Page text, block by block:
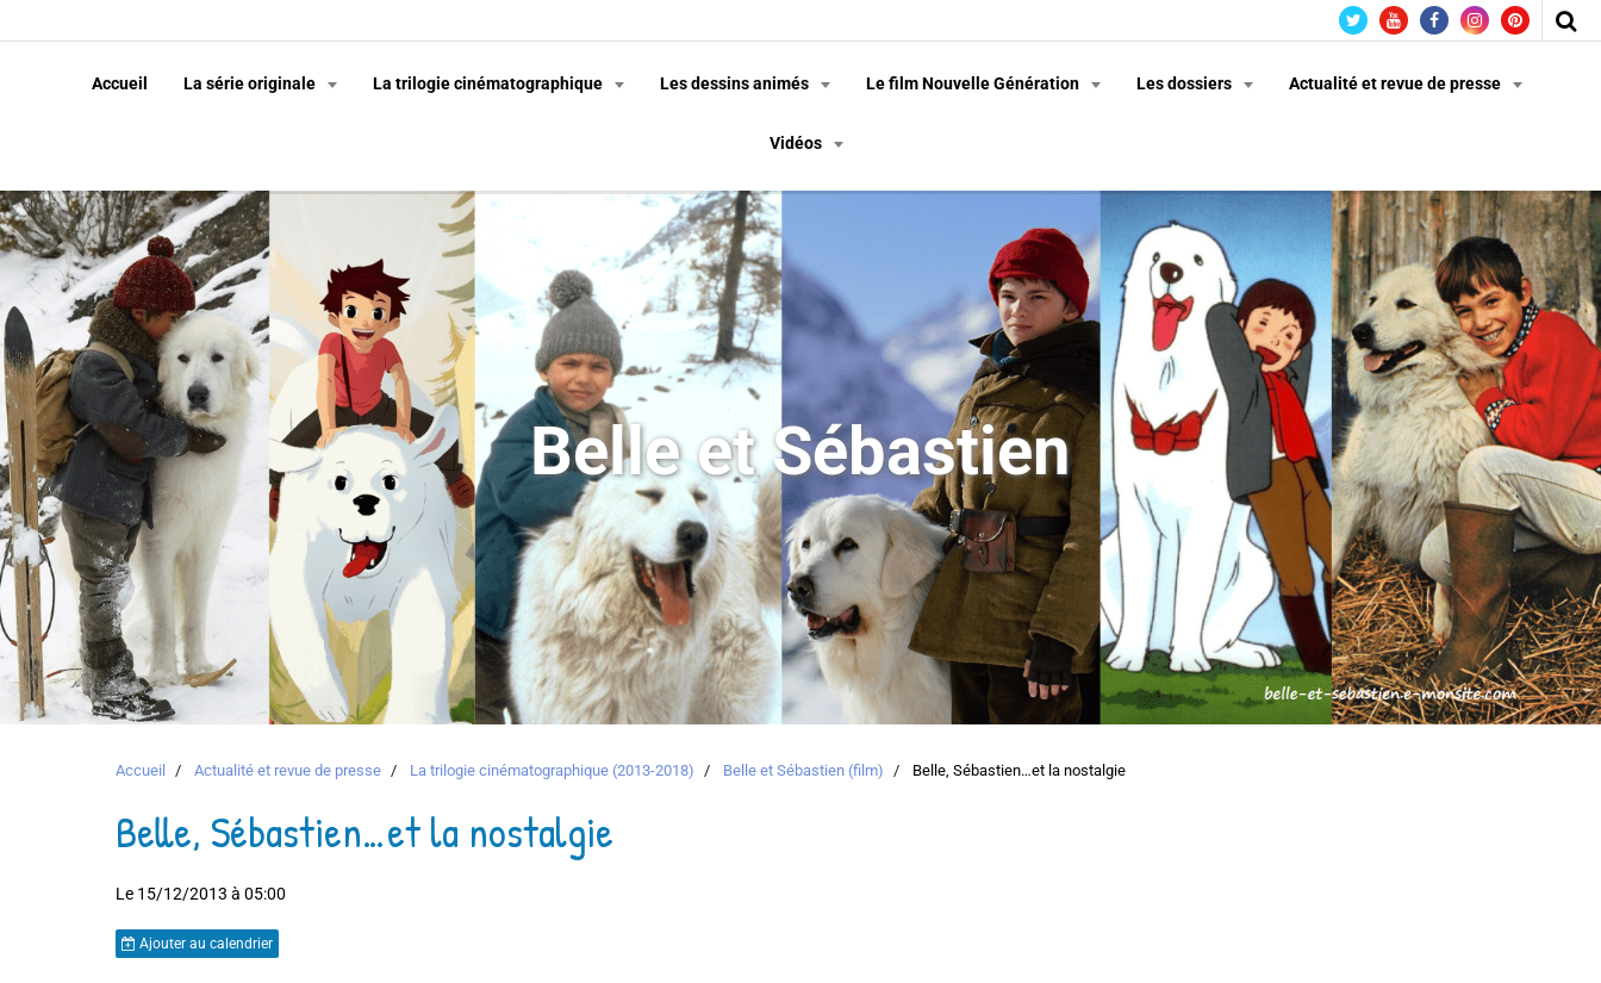
Accueil La série originale La trilogie cinématographique Les dessins animés Le film Nouvelle Génération Les dossiers Actualité et revue de presse
Vidéos
Belle et Sébastien
Accueil Actualité et revue de presse La trilogie cinématographique (2013-2018) Belle et Sébastien (film) Belle, Sébastien…et la nostalgie
Belle, Sébastien…et la nostalgie
Le 15/12/2013 à 05:00
Ajouter au calendrier